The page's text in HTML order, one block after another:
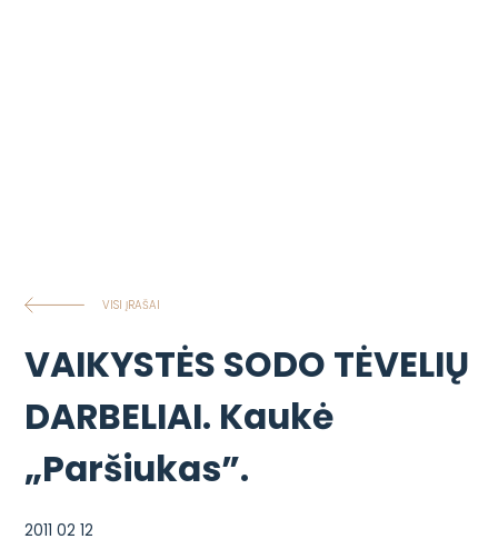
VISI ĮRAŠAI
VAIKYSTĖS SODO TĖVELIŲ
DARBELIAI. Kaukė
„Paršiukas”.
2011 02 12